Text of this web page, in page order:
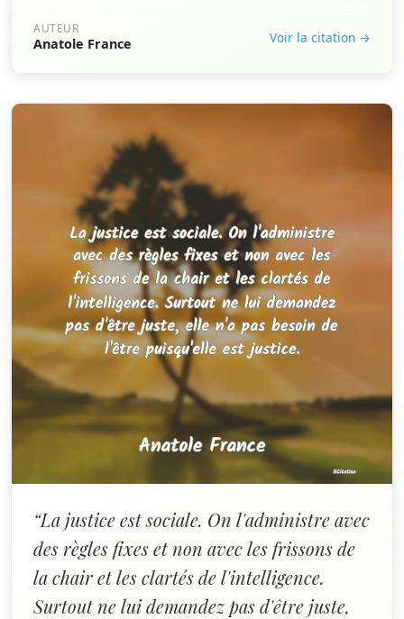
AUTEUR
Anatole France Voir la citation →
“La justice est sociale. On l'administre avec
des règles fixes et non avec les frissons de
la chair et les clartés de l'intelligence.
Surtout ne lui demandez pas d'être juste,